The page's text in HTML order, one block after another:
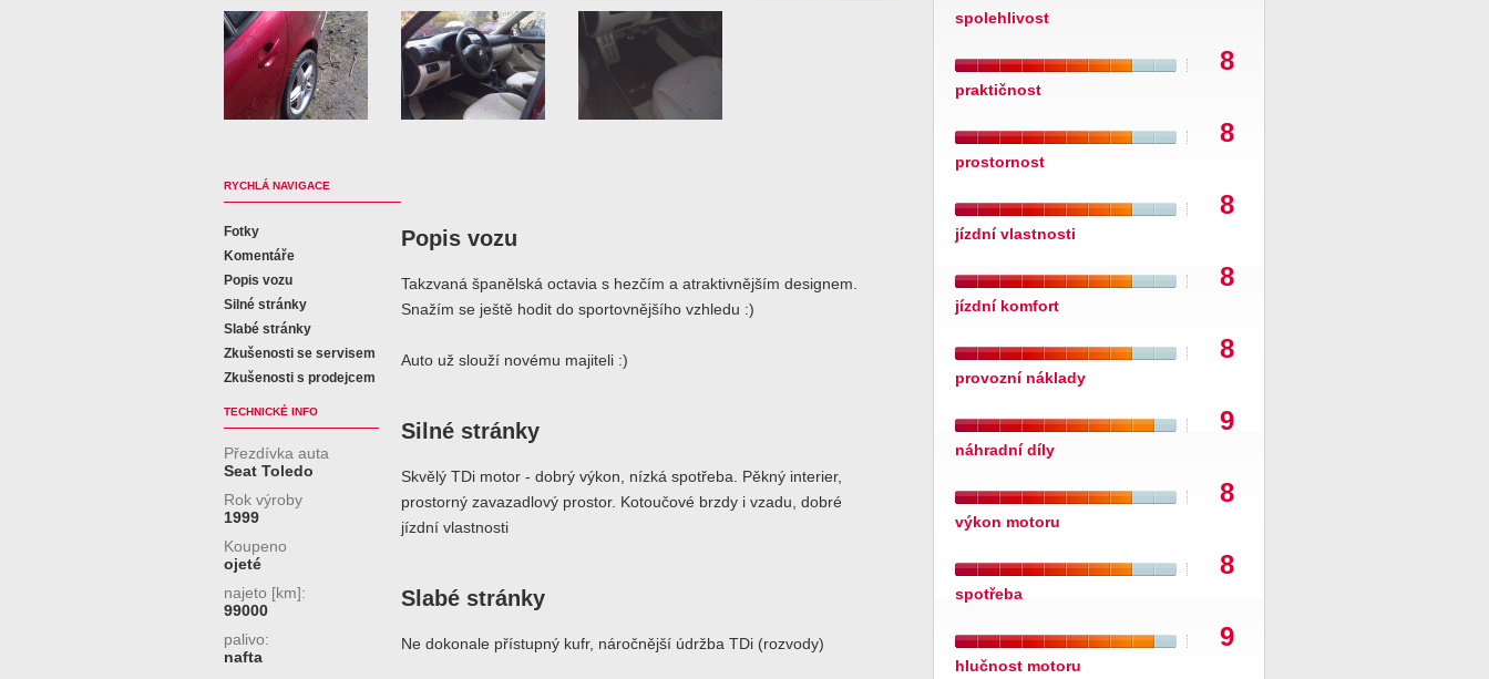
RYCHLÁ NAVIGACE
Fotky
Komentáře
Popis vozu
Silné stránky
Slabé stránky
Zkušenosti se servisem
Zkušenosti s prodejcem
TECHNICKÉ INFO
Přezdívka auta
Seat Toledo
Rok výroby
1999
Koupeno
ojeté
najeto [km]:
99000
palivo:
nafta
Popis vozu
Takzvaná španělská octavia s hezčím a atraktivnějším designem.
Snažím se ještě hodit do sportovnějšího vzhledu :)
Auto už slouží novému majiteli :)
Silné stránky
Skvělý TDi motor - dobrý výkon, nízká spotřeba. Pěkný interier,
prostorný zavazadlový prostor. Kotoučové brzdy i vzadu, dobré
jízdní vlastnosti
Slabé stránky
Ne dokonale přístupný kufr, náročnější údržba TDi (rozvody)
spolehlivost
8
praktičnost
8
prostornost
8
jízdní vlastnosti
8
jízdní komfort
8
provozní náklady
9
náhradní díly
8
výkon motoru
8
spotřeba
9
hlučnost motoru